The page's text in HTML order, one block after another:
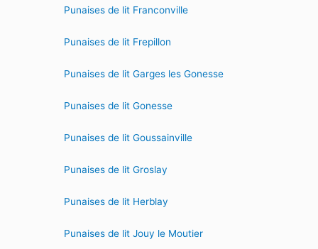
Punaises de lit Franconville
Punaises de lit Frepillon
Punaises de lit Garges les Gonesse
Punaises de lit Gonesse
Punaises de lit Goussainville
Punaises de lit Groslay
Punaises de lit Herblay
Punaises de lit Jouy le Moutier